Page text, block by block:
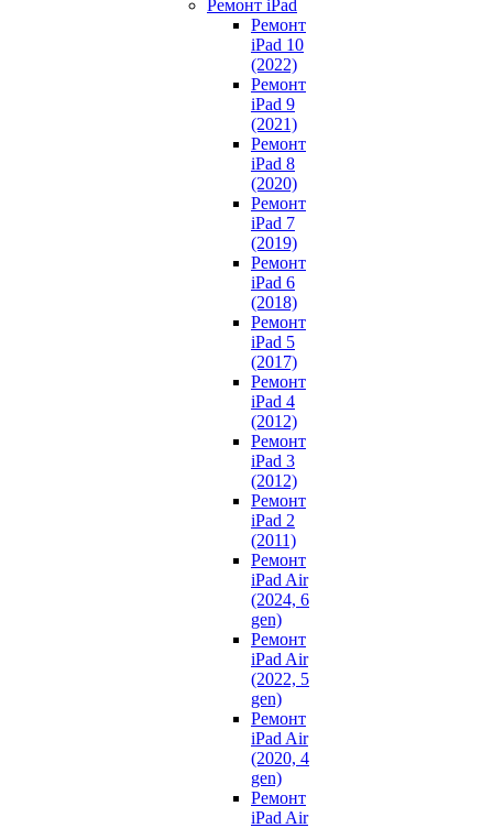
Ремонт iPad
Ремонт
iPad 10
(2022)
Ремонт
iPad 9
(2021)
Ремонт
iPad 8
(2020)
Ремонт
iPad 7
(2019)
Ремонт
iPad 6
(2018)
Ремонт
iPad 5
(2017)
Ремонт
iPad 4
(2012)
Ремонт
iPad 3
(2012)
Ремонт
iPad 2
(2011)
Ремонт
iPad Air
(2024, 6
gen)
Ремонт
iPad Air
(2022, 5
gen)
Ремонт
iPad Air
(2020, 4
gen)
Ремонт
iPad Air